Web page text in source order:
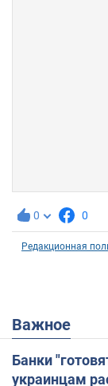
0 0
Редакционная
Важное
Банки
украинцам